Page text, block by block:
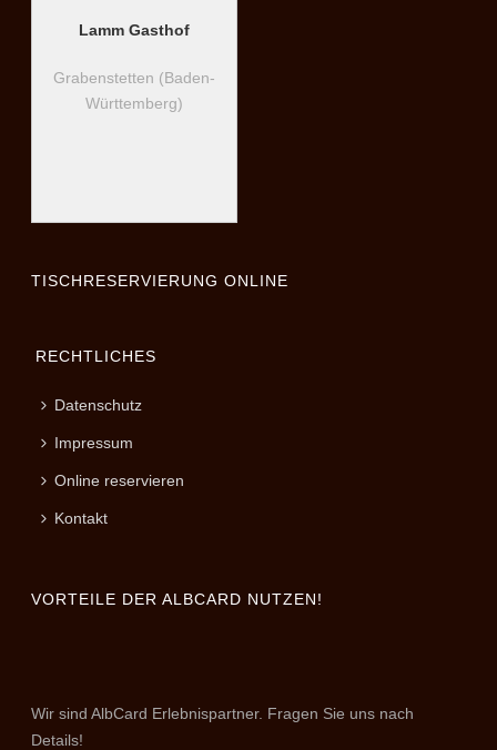
Lamm Gasthof
Grabenstetten (Baden-
Württemberg)
TISCHRESERVIERUNG ONLINE
RECHTLICHES
Datenschutz
Impressum
Online reservieren
Kontakt
VORTEILE DER ALBCARD NUTZEN!
Wir sind AlbCard Erlebnispartner. Fragen Sie uns nach
Details!